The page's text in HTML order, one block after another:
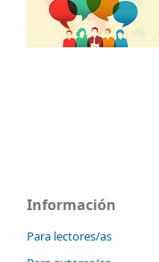
Información
Para lectores/as